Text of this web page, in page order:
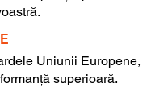
Uniunii Europene,
superioară.